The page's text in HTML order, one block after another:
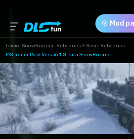
🎯 Mod
Início-SnowRunner-Reboques E Semi-Reboques-
MS Trailer Pack Versão 1.8 Para SnowRunner
Versão do Jogo *
17.3
Download (8.67 Mb)